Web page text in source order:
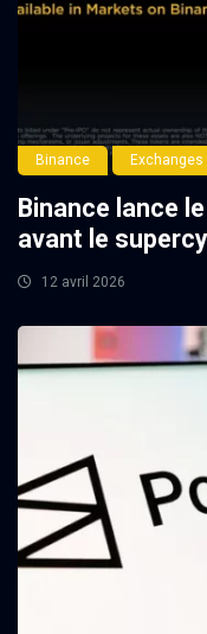
Binance Exchanges
Binance lance
avant le
12 avril 2026